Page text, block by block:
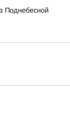
Поднебесной